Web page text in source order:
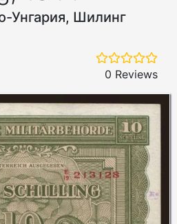
Унгария, Шилинг
0 Reviews